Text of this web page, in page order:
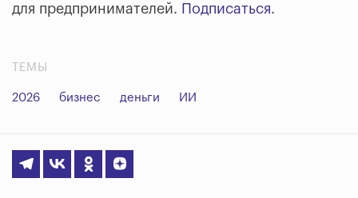
для предпринимателей. Подписаться.
ТЕМЫ
2026 бизнес деньги ИИ